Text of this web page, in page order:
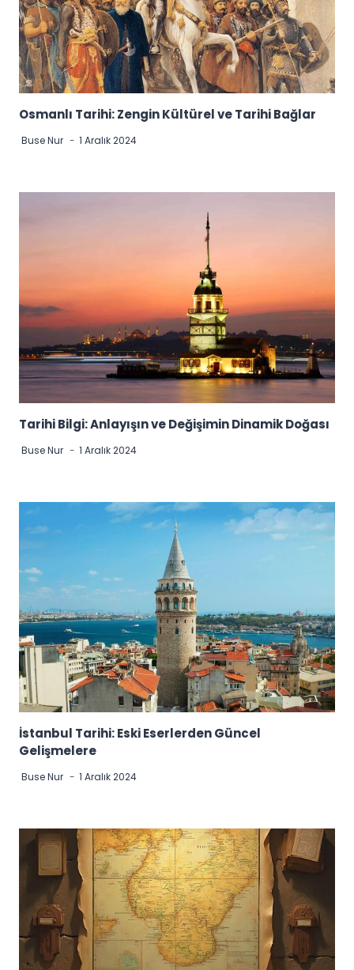
Osmanlı Tarihi: Zengin Kültürel ve Tarihi Bağlar
Buse Nur 1 Aralık 2024
Tarihi Bilgi: Anlayışın ve Değişimin Dinamik Doğası
Buse Nur 1 Aralık 2024
İstanbul Tarihi: Eski Eserlerden Güncel
Gelişmelere
Buse Nur 1 Aralık 2024